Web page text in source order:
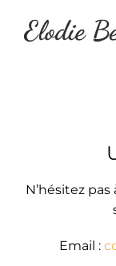
N’hésitez
Email :